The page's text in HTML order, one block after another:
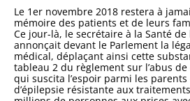
Le 1er novembre 2018 restera à
mémoire des patients et de leurs
Ce jour-là, le secrétaire à la Santé de
annonçait devant le Parlement la
médical, déplaçant ainsi cette
tableau 2 du règlement sur l’abus
qui suscita l’espoir parmi les parents
d’épilepsie résistante aux